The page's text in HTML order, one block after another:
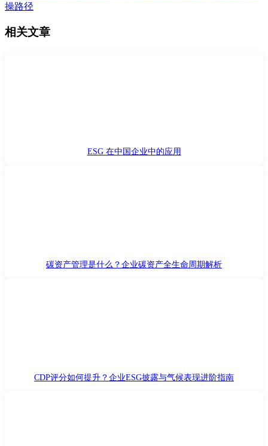
操路径
相关文章
ESG 在中国企业中的应用
碳资产管理是什么？企业碳资产全生命周期解析
CDP评分如何提升？企业ESG披露与气候表现进阶指南